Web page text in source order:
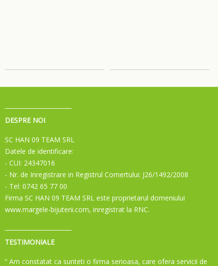
DESPRE NOI
SC HAN 09 TEAM SRL
Datele de identificare:
- CUI: 24347016
- Nr. de Inregistrare in Registrul Comertului: J26/1492/2008
- Tel: 0742 65 77 00
Firma SC HAN 09 TEAM SRL este proprietarul domeniului
www.margele-bijuterii.com, inregistrat la RNC.
TESTIMONIALE
“ Am constatat ca sunteti o firma serioasa, care ofera servicii de